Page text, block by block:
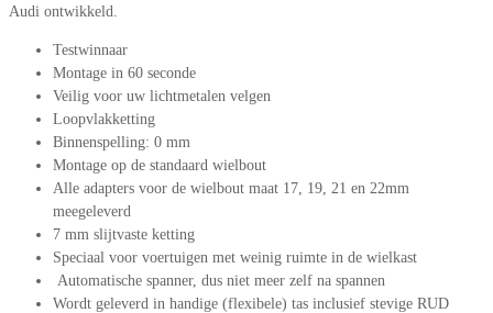
Audi ontwikkeld.
Testwinnaar
Montage in 60 seconde
Veilig voor uw lichtmetalen velgen
Loopvlakketting
Binnenspelling: 0 mm
Montage op de standaard wielbout
Alle adapters voor de wielbout maat 17, 19, 21 en 22mm
meegeleverd
7 mm slijtvaste ketting
Speciaal voor voertuigen met weinig ruimte in de wielkast
Automatische spanner, dus niet meer zelf na spannen
Wordt geleverd in handige (flexibele) tas inclusief stevige RUD